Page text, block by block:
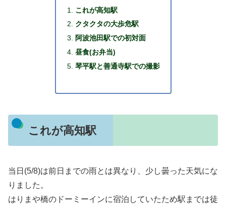
これが高知駅
クタクタの大歩危駅
阿波池田駅での初対面
昼食(お弁当)
琴平駅と善通寺駅での撮影
これが高知駅
当日(5/8)は前日までの雨とは異なり、少し曇った天気にな
りました。
はりまや橋のドーミーインに宿泊していたため駅までは徒